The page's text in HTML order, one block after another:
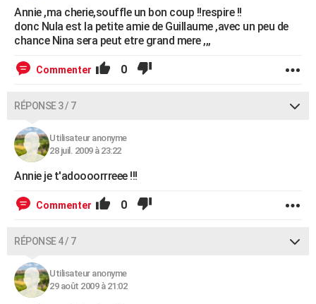
Annie ,ma cherie,souffle un bon coup !!respire !!
donc Nula est la petite amie de Guillaume ,avec un peu de
chance Nina sera peut etre grand mere ,,,
Commenter 0
RÉPONSE 3 / 7
Utilisateur anonyme
28 juil. 2009 à 23:22
Annie je t'adoooorrreee !!!
Commenter 0
RÉPONSE 4 / 7
Utilisateur anonyme
29 août 2009 à 21:02